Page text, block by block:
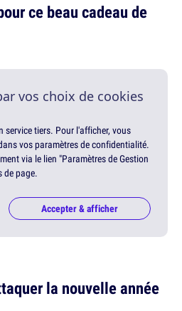
ce beau cadeau de
vos choix de cookies
service tiers. Pour l'afficher, vous
vos paramètres de confidentialité.
via le lien "Paramètres de Gestion
de page.
Accepter & afficher
la nouvelle année